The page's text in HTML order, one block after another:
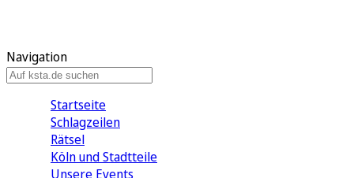
Navigation
Startseite
Schlagzeilen
Rätsel
Köln und Stadtteile
Unsere Events